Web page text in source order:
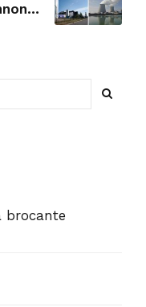
brocante